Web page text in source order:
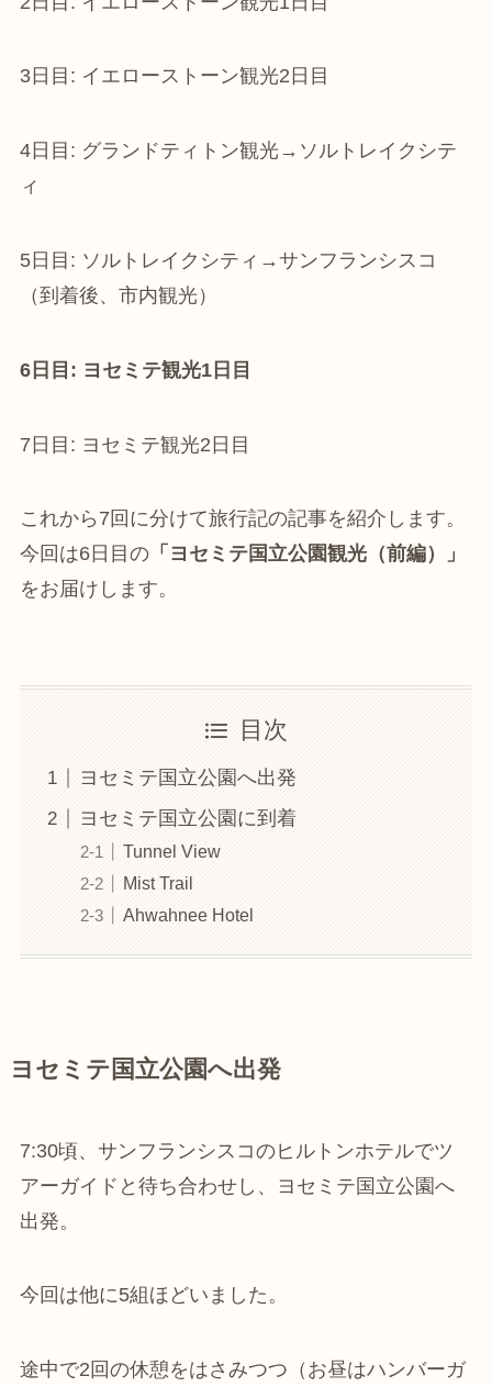
3日目: イエローストーン観光2日目
4日目: グランドティトン観光→ソルトレイクシテ
ィ
5日目: ソルトレイクシティ→サンフランシスコ
（到着後、市内観光）
6日目: ヨセミテ観光1日目
7日目: ヨセミテ観光2日目
これから7回に分けて旅行記の記事を紹介します。
今回は6日目の「ヨセミテ国立公園観光（前編）」
をお届けします。
目次
ヨセミテ国立公園へ出発
ヨセミテ国立公園に到着
Tunnel View
Mist Trail
Ahwahnee Hotel
ヨセミテ国立公園へ出発
7:30頃、サンフランシスコのヒルトンホテルでツ
アーガイドと待ち合わせし、ヨセミテ国立公園へ
出発。
今回は他に5組ほどいました。
途中で2回の休憩をはさみつつ（お昼はハンバーガ